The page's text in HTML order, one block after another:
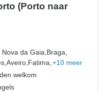
(Porto naar
Nova da Gaia, Braga,
Aveiro, Fatima, +10 meer
welkom